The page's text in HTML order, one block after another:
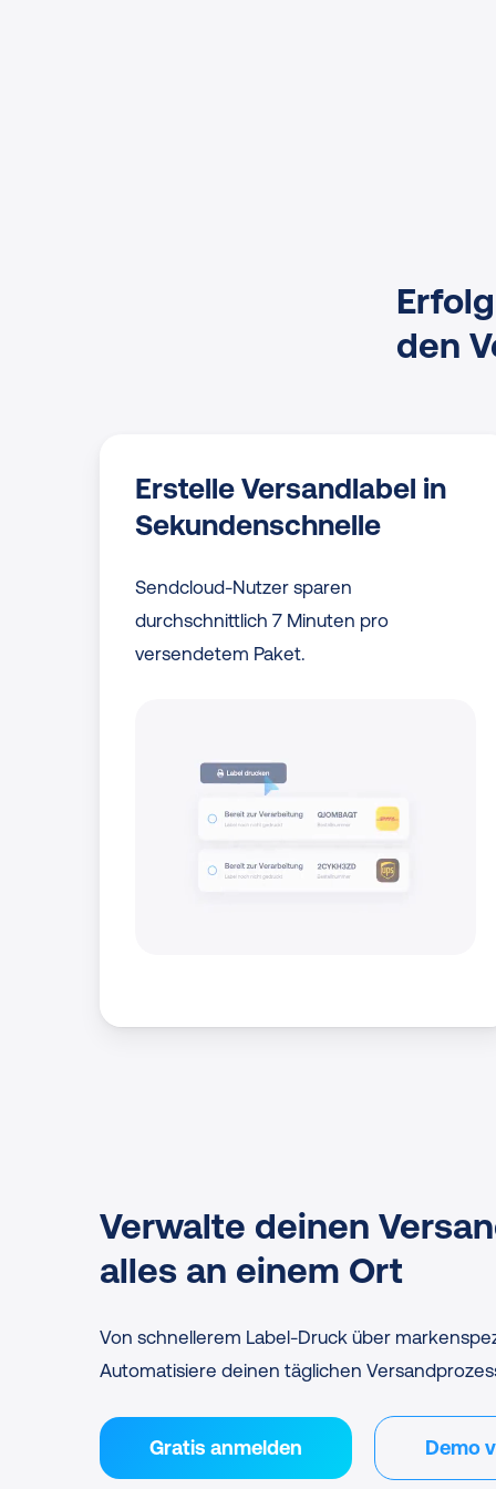
den
Erstelle Versandlabel in
Sekundenschnelle
Sendcloud-Nutzer sparen
durchschnittlich 7 Minuten pro
versendetem Paket.
Verwalte deinen
alles an einem Ort
Von schnellerem Label-Druck über
Automatisiere deinen täglichen
Gratis anmelden Demo